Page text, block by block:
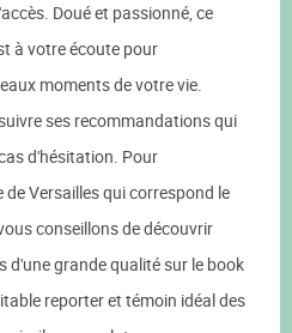
Doué et passionné, ce
à votre écoute pour
moments de votre vie.
ses recommandations qui
d'hésitation. Pour
Versailles qui correspond le
conseillons de découvrir
d'une grande qualité sur le book
reporter et témoin idéal des